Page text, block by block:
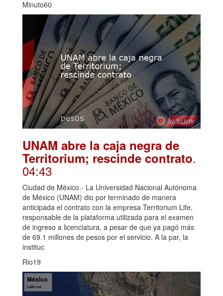
Minuto60
UNAM abre la caja negra de
Territorium; rescinde contrato.
04:43
Ciudad de México.- La Universidad Nacional Autónoma
de México (UNAM) dio por terminado de manera
anticipada el contrato con la empresa Territorium Life,
responsable de la plataforma utilizada para el examen
de ingreso a licenciatura, a pesar de que ya pagó más
de 69.1 millones de pesos por el servicio. A la par, la
instituc
Rio19